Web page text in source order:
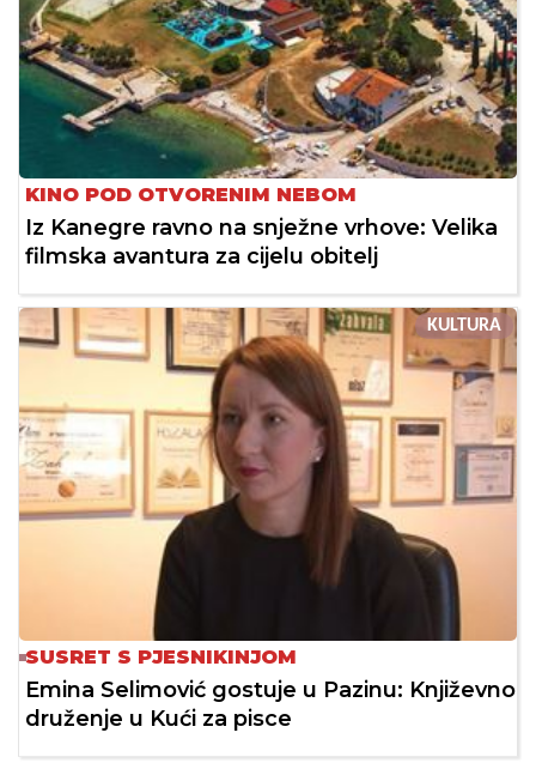
KINO POD OTVORENIM NEBOM
Iz Kanegre ravno na snježne vrhove: Velika
filmska avantura za cijelu obitelj
KULTURA
SUSRET S PJESNIKINJOM
Emina Selimović gostuje u Pazinu: Književno
druženje u Kući za pisce